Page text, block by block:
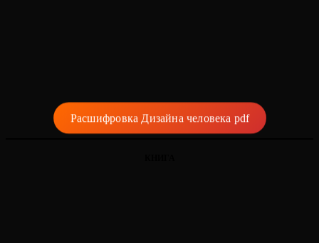
Расшифровка Дизайна человека pdf